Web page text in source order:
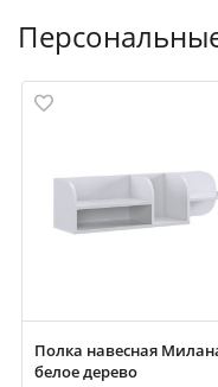
Полка навесная
белое дерево